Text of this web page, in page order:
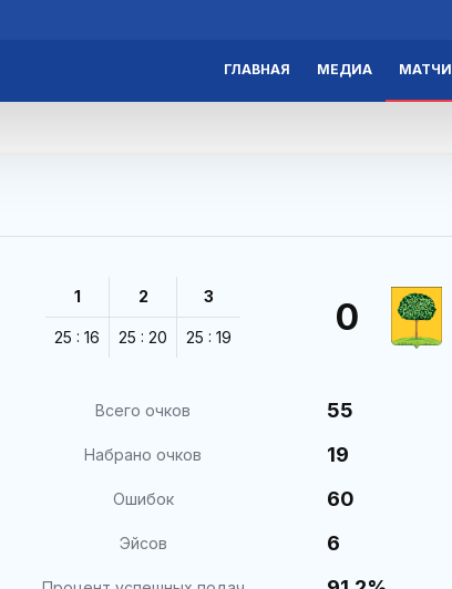
ГЛАВНАЯ МЕДИА МАТЧИ
1
25 : 16
2
25 : 20
3
25 : 19 0
Всего очков
55
Набрано очков
19
Ошибок
60
Эйсов
6